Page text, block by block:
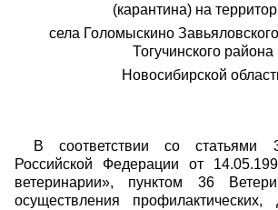
(карантина) на
села Голомыскино
Тогучинского района
Новосибирской
В соответствии со статьями
Российской Федерации от
ветеринарии», пунктом 36
осуществления профилактических,